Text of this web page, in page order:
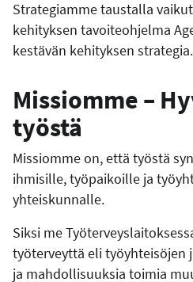
Strategiamme taustalla
kehityksen tavoiteohjelma
kestävän kehityksen strategia.
Missiomme –
työstä
Missiomme on, että työstä
ihmisille, työpaikoille ja
yhteiskunnalle.
Siksi me
työterveyttä eli työyhteisöjen
ja mahdollisuuksia toimia